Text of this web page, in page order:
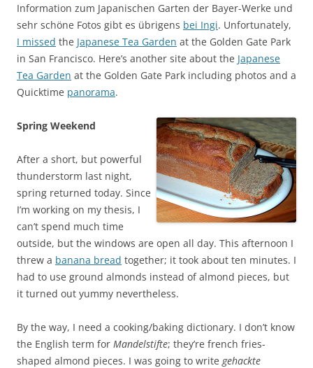
Information zum Japanischen Garten der Bayer-Werke und
sehr schöne Fotos gibt es übrigens bei Ingi. Unfortunately,
I missed the Japanese Tea Garden at the Golden Gate Park
in San Francisco. Here’s another site about the Japanese
Tea Garden at the Golden Gate Park including photos and a
Quicktime panorama.
Spring Weekend
After a short, but powerful
thunderstorm last night,
spring returned today. Since
I’m working on my thesis, I
can’t spend much time
outside, but the windows are open all day. This afternoon I
threw a banana bread together; it took about ten minutes. I
had to use ground almonds instead of almond pieces, but
it turned out yummy nevertheless.
By the way, I need a cooking/baking dictionary. I don’t know
the English term for Mandelstifte; they’re french fries-
shaped almond pieces. I was going to write gehackte